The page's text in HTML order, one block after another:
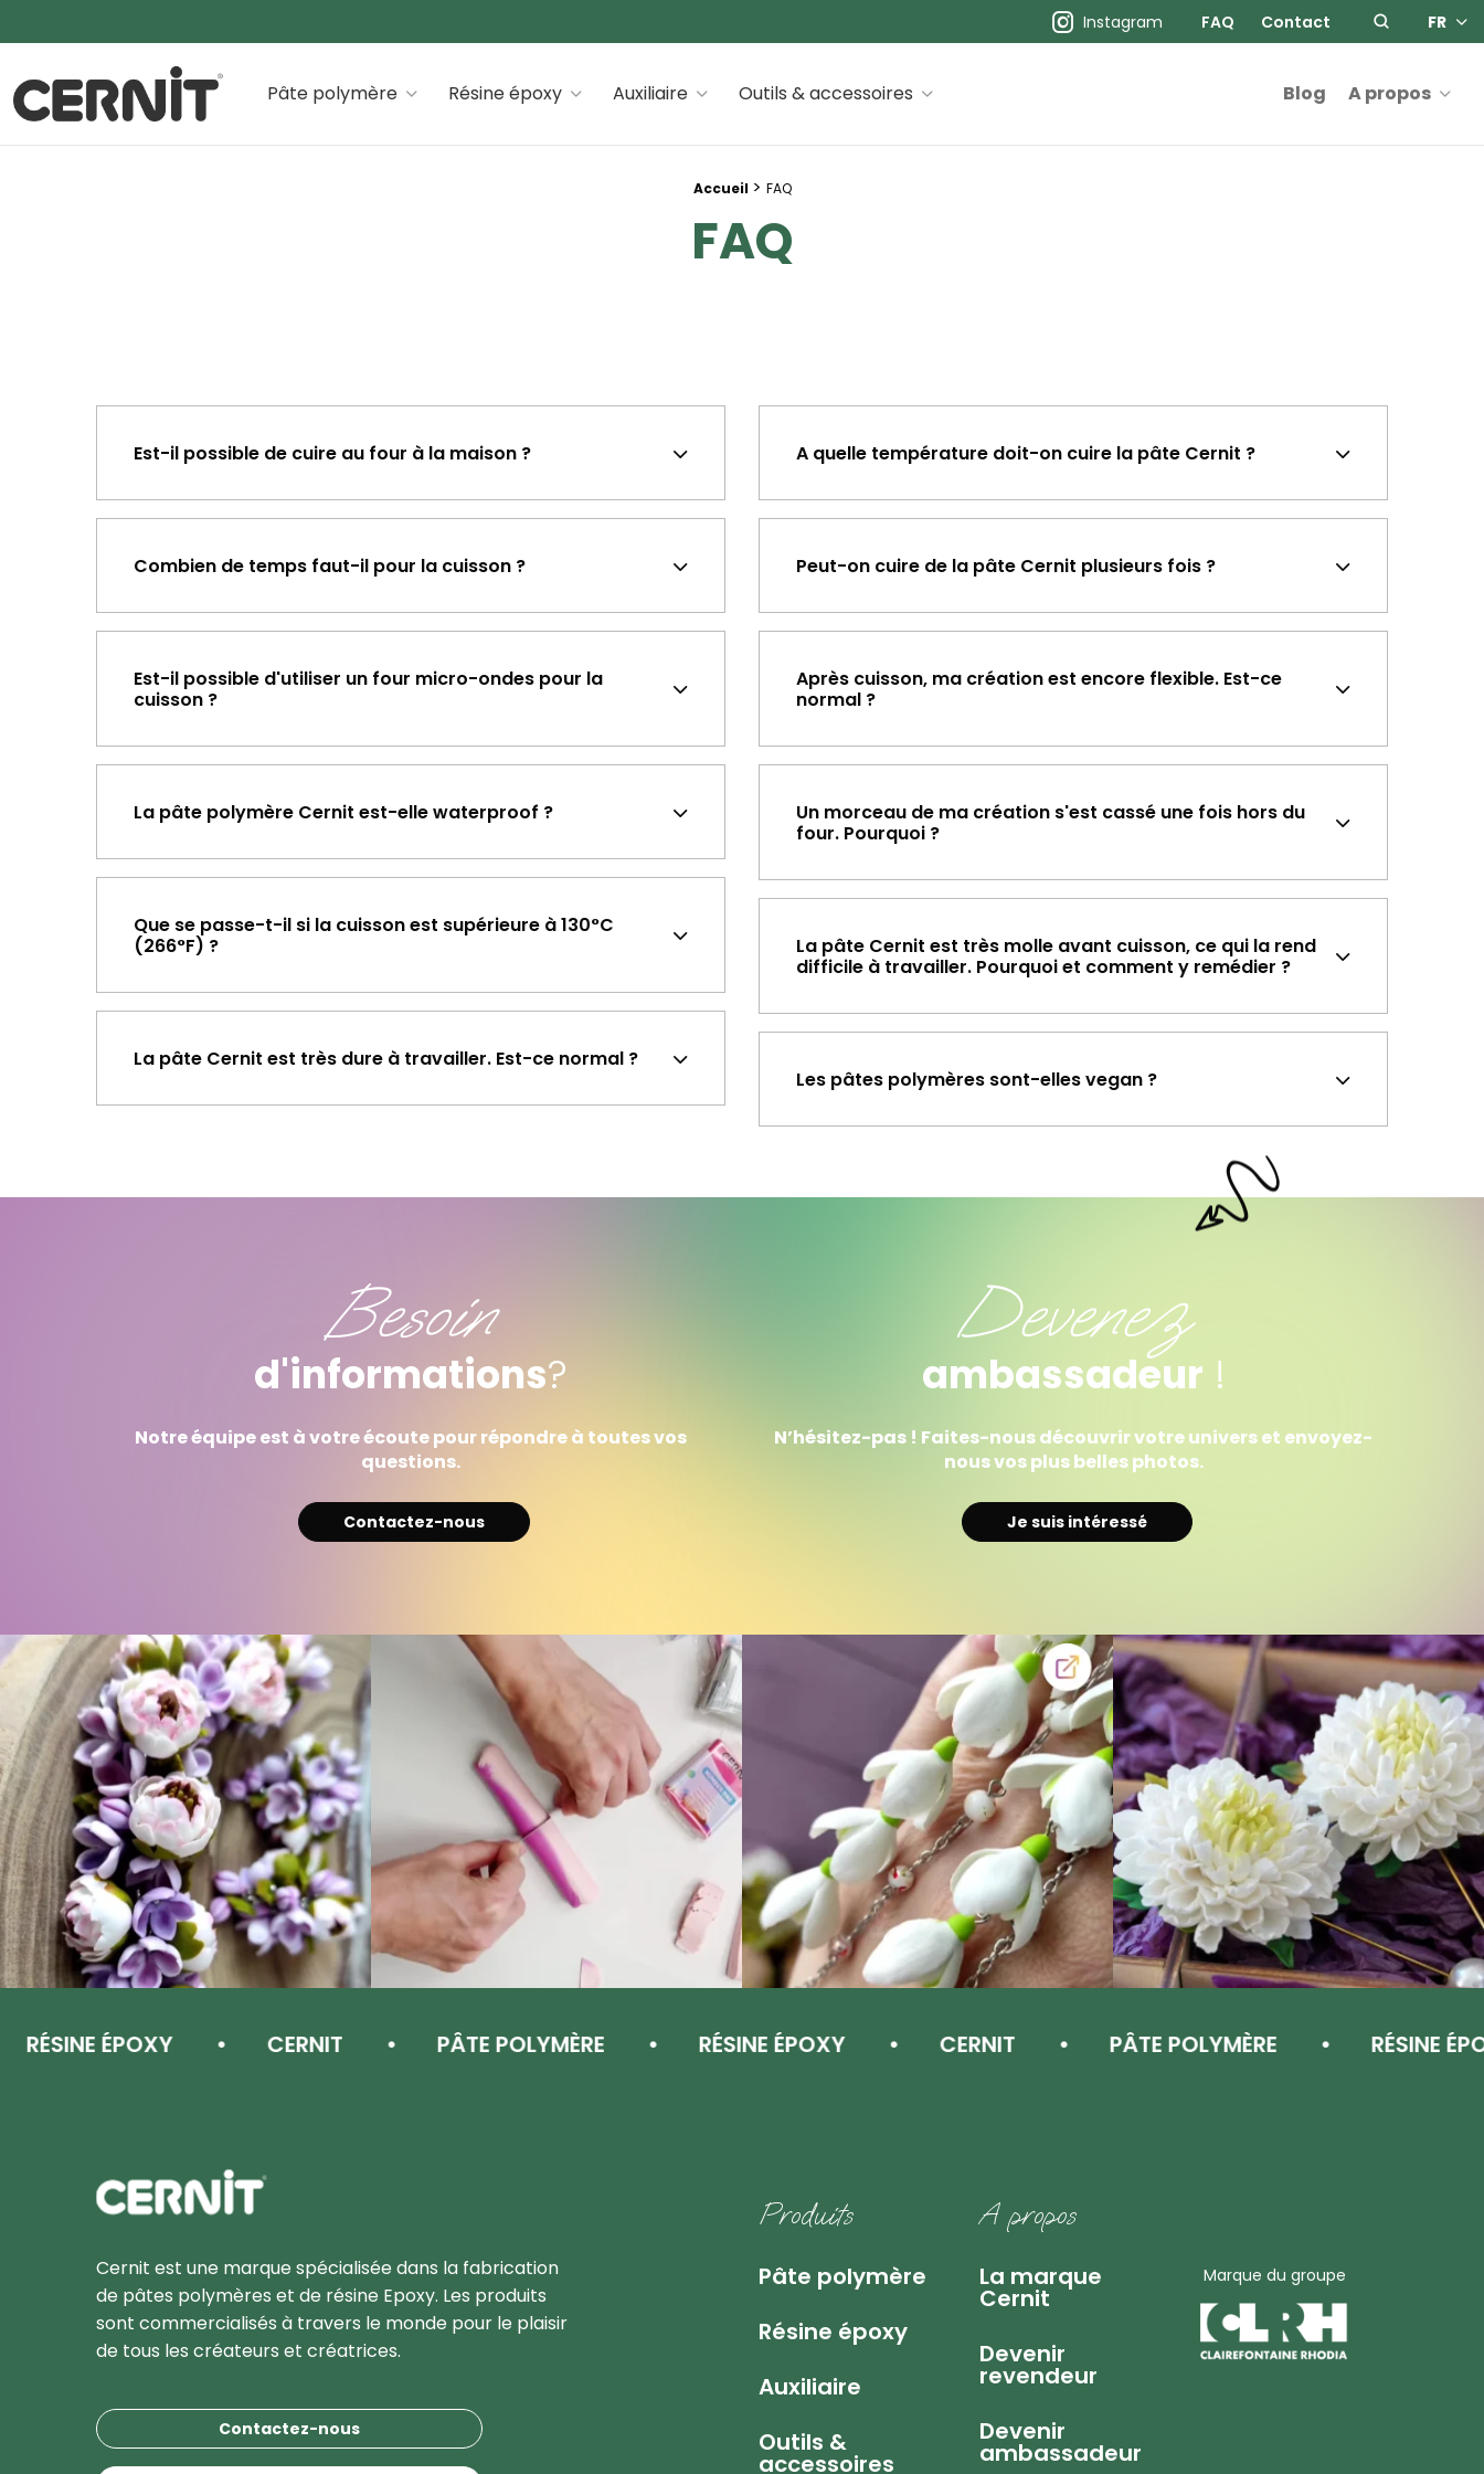
Instagram FAQ Contact FR
Cernit Une qualité haut de gamme pour des créations premiums
Pâte polymère Résine époxy Auxiliaire Outils & accessoires Blog A propos
Accueil > FAQ
FAQ
Est-il possible de cuire au four à la maison ?
Combien de temps faut-il pour la cuisson ?
Est-il possible d'utiliser un four micro-ondes pour la
cuisson ?
La pâte polymère Cernit est-elle waterproof ?
Que se passe-t-il si la cuisson est supérieure à 130°C
(266°F) ?
La pâte Cernit est très dure à travailler. Est-ce normal ?
A quelle température doit-on cuire la pâte Cernit ?
Peut-on cuire de la pâte Cernit plusieurs fois ?
Après cuisson, ma création est encore flexible. Est-ce
normal ?
Un morceau de ma création s'est cassé une fois hors du
four. Pourquoi ?
La pâte Cernit est très molle avant cuisson, ce qui la rend
difficile à travailler. Pourquoi et comment y remédier ?
Les pâtes polymères sont-elles vegan ?
Besoin
d'informations?
Notre équipe est à votre écoute pour répondre à toutes vos
questions.
Contactez-nous
Devenez
ambassadeur !
N’hésitez-pas ! Faites-nous découvrir votre univers et envoyez-
nous vos plus belles photos.
Je suis intéressé
ÉPOXY CERNIT PÂTE POLYMÈRE RÉSINE ÉPOXY CERNIT PÂTE POLYMÈRE RÉSINE ÉPOXY
Cernit Une qualité haut de gamme pour des créations premiums
Cernit est une marque spécialisée dans la fabrication
de pâtes polymères et de résine Epoxy. Les produits
sont commercialisés à travers le monde pour le plaisir
de tous les créateurs et créatrices.
Contactez-nous
Produits
Pâte polymère
Résine époxy
Auxiliaire
Outils &
accessoires
A propos
La marque
Cernit
Devenir
revendeur
Devenir
ambassadeur
Marque du groupe